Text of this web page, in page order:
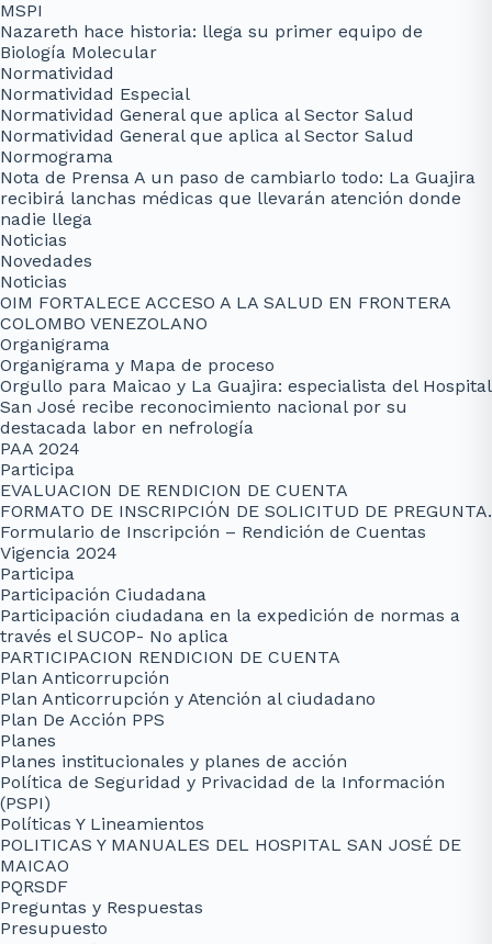
MSPI
Nazareth hace historia: llega su primer equipo de
Biología Molecular
Normatividad
Normatividad Especial
Normatividad General que aplica al Sector Salud
Normatividad General que aplica al Sector Salud
Normograma
Nota de Prensa A un paso de cambiarlo todo: La Guajira
recibirá lanchas médicas que llevarán atención donde
nadie llega
Noticias
Novedades
Noticias
OIM FORTALECE ACCESO A LA SALUD EN FRONTERA
COLOMBO VENEZOLANO
Organigrama
Organigrama y Mapa de proceso
Orgullo para Maicao y La Guajira: especialista del Hospital
San José recibe reconocimiento nacional por su
destacada labor en nefrología
PAA 2024
Participa
EVALUACION DE RENDICION DE CUENTA
FORMATO DE INSCRIPCIÓN DE SOLICITUD DE PREGUNTA.
Formulario de Inscripción – Rendición de Cuentas
Vigencia 2024
Participa
Participación Ciudadana
Participación ciudadana en la expedición de normas a
través el SUCOP- No aplica
PARTICIPACION RENDICION DE CUENTA
Plan Anticorrupción
Plan Anticorrupción y Atención al ciudadano
Plan De Acción PPS
Planes
Planes institucionales y planes de acción
Política de Seguridad y Privacidad de la Información
(PSPI)
Políticas Y Lineamientos
POLITICAS Y MANUALES DEL HOSPITAL SAN JOSÉ DE
MAICAO
PQRSDF
Preguntas y Respuestas
Presupuesto